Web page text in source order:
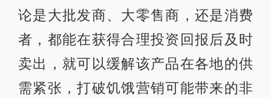
论是大批发商、大零售商，还是消费
者，都能在获得合理投资回报后及时
卖出，就可以缓解该产品在各地的供
需紧张，打破饥饿营销可能带来的非